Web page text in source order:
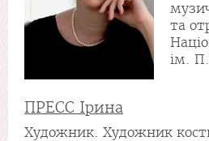
та
ім.
ПРЕСС Ірина
Художник. Художник